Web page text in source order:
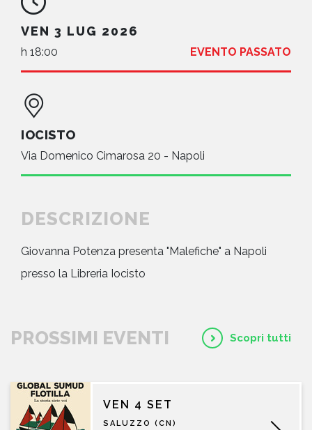
VEN 3 LUG 2026
h 18:00 EVENTO PASSATO
IOCISTO
Via Domenico Cimarosa 20 - Napoli
DESCRIZIONE
Giovanna Potenza presenta "Malefiche" a Napoli
presso la Libreria Iocisto
PROSSIMI EVENTI Scopri tutti
VEN 4 SET
SALUZZO (CN)